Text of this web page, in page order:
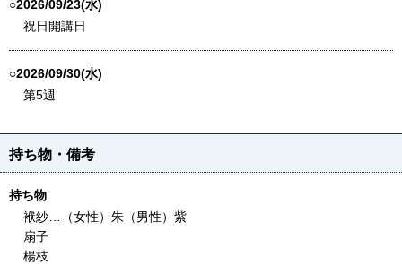
○2026/09/23(水)
祝日開講日
○2026/09/30(水)
第5週
持ち物・備考
持ち物
袱紗…（女性）朱（男性）紫
扇子
楊枝